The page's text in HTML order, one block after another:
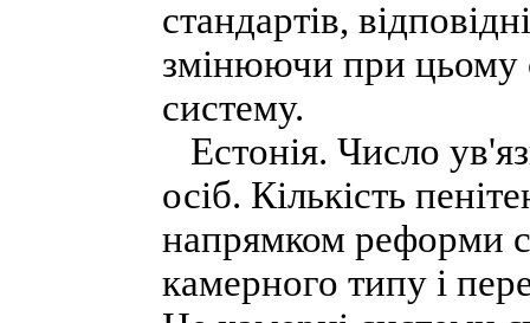
стандартів,
змінюючи при цьому
систему.
Естонія. Число
осіб. Кількість
напрямком реформи
камерного типу і